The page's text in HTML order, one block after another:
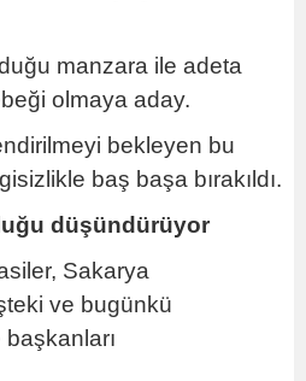
manzara ile adeta
olmaya aday.
bekleyen bu
baş başa bırakıldı.
düşündürüyor
Sakarya
ve bugünkü